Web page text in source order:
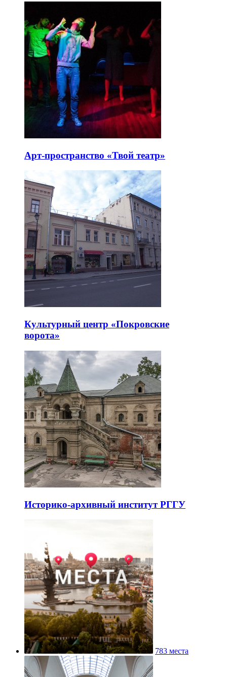
Арт-пространство «Твой театр»
Культурный центр «Покровские
ворота»
Историко-архивный институт РГГУ
783 места